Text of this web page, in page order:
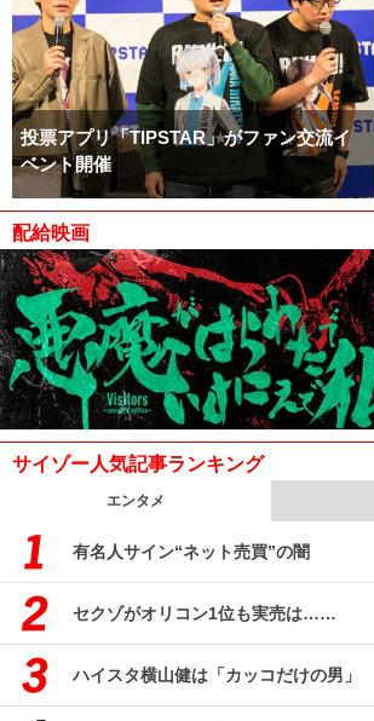
投票アプリ「TIPSTAR」がファン交流イ
ベント開催
配給映画
サイゾー人気記事ランキング
エンタメ
有名人サイン“ネット売買”の闇
セクゾがオリコン1位も実売は……
ハイスタ横山健は「カッコだけの男」